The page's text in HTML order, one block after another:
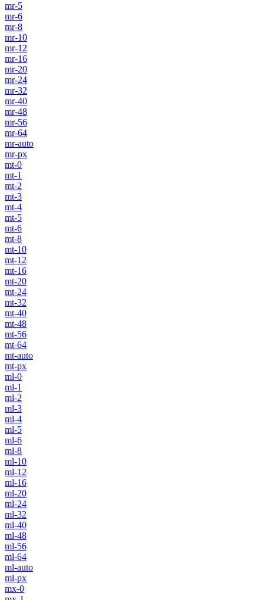
mr-5
mr-6
mr-8
mr-10
mr-12
mr-16
mr-20
mr-24
mr-32
mr-40
mr-48
mr-56
mr-64
mr-auto
mr-px
mt-0
mt-1
mt-2
mt-3
mt-4
mt-5
mt-6
mt-8
mt-10
mt-12
mt-16
mt-20
mt-24
mt-32
mt-40
mt-48
mt-56
mt-64
mt-auto
mt-px
ml-0
ml-1
ml-2
ml-3
ml-4
ml-5
ml-6
ml-8
ml-10
ml-12
ml-16
ml-20
ml-24
ml-32
ml-40
ml-48
ml-56
ml-64
ml-auto
ml-px
mx-0